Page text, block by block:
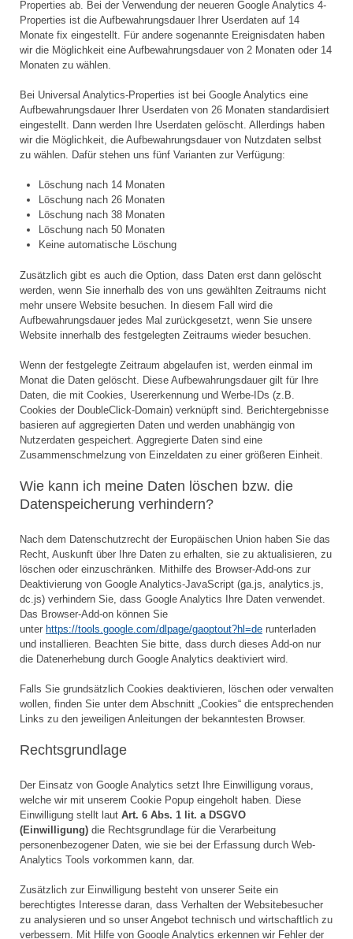
Properties ab. Bei der Verwendung der neueren Google Analytics 4-
Properties ist die Aufbewahrungsdauer Ihrer Userdaten auf 14
Monate fix eingestellt. Für andere sogenannte Ereignisdaten haben
wir die Möglichkeit eine Aufbewahrungsdauer von 2 Monaten oder 14
Monaten zu wählen.
Bei Universal Analytics-Properties ist bei Google Analytics eine
Aufbewahrungsdauer Ihrer Userdaten von 26 Monaten standardisiert
eingestellt. Dann werden Ihre Userdaten gelöscht. Allerdings haben
wir die Möglichkeit, die Aufbewahrungsdauer von Nutzdaten selbst
zu wählen. Dafür stehen uns fünf Varianten zur Verfügung:
Löschung nach 14 Monaten
Löschung nach 26 Monaten
Löschung nach 38 Monaten
Löschung nach 50 Monaten
Keine automatische Löschung
Zusätzlich gibt es auch die Option, dass Daten erst dann gelöscht
werden, wenn Sie innerhalb des von uns gewählten Zeitraums nicht
mehr unsere Website besuchen. In diesem Fall wird die
Aufbewahrungsdauer jedes Mal zurückgesetzt, wenn Sie unsere
Website innerhalb des festgelegten Zeitraums wieder besuchen.
Wenn der festgelegte Zeitraum abgelaufen ist, werden einmal im
Monat die Daten gelöscht. Diese Aufbewahrungsdauer gilt für Ihre
Daten, die mit Cookies, Usererkennung und Werbe-IDs (z.B.
Cookies der DoubleClick-Domain) verknüpft sind. Berichtergebnisse
basieren auf aggregierten Daten und werden unabhängig von
Nutzerdaten gespeichert. Aggregierte Daten sind eine
Zusammenschmelzung von Einzeldaten zu einer größeren Einheit.
Wie kann ich meine Daten löschen bzw. die
Datenspeicherung verhindern?
Nach dem Datenschutzrecht der Europäischen Union haben Sie das
Recht, Auskunft über Ihre Daten zu erhalten, sie zu aktualisieren, zu
löschen oder einzuschränken. Mithilfe des Browser-Add-ons zur
Deaktivierung von Google Analytics-JavaScript (ga.js, analytics.js,
dc.js) verhindern Sie, dass Google Analytics Ihre Daten verwendet.
Das Browser-Add-on können Sie
unter https://tools.google.com/dlpage/gaoptout?hl=de runterladen
und installieren. Beachten Sie bitte, dass durch dieses Add-on nur
die Datenerhebung durch Google Analytics deaktiviert wird.
Falls Sie grundsätzlich Cookies deaktivieren, löschen oder verwalten
wollen, finden Sie unter dem Abschnitt „Cookies“ die entsprechenden
Links zu den jeweiligen Anleitungen der bekanntesten Browser.
Rechtsgrundlage
Der Einsatz von Google Analytics setzt Ihre Einwilligung voraus,
welche wir mit unserem Cookie Popup eingeholt haben. Diese
Einwilligung stellt laut Art. 6 Abs. 1 lit. a DSGVO
(Einwilligung) die Rechtsgrundlage für die Verarbeitung
personenbezogener Daten, wie sie bei der Erfassung durch Web-
Analytics Tools vorkommen kann, dar.
Zusätzlich zur Einwilligung besteht von unserer Seite ein
berechtigtes Interesse daran, dass Verhalten der Websitebesucher
zu analysieren und so unser Angebot technisch und wirtschaftlich zu
verbessern. Mit Hilfe von Google Analytics erkennen wir Fehler der